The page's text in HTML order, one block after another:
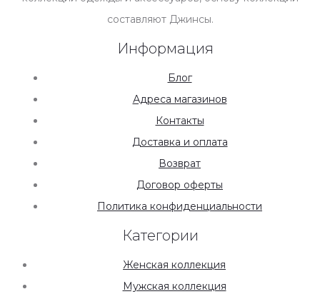
составляют Джинсы.
Информация
Блог
Адреса магазинов
Контакты
Доставка и оплата
Возврат
Договор оферты
Политика конфиденциальности
Категории
Женская коллекция
Мужская коллекция